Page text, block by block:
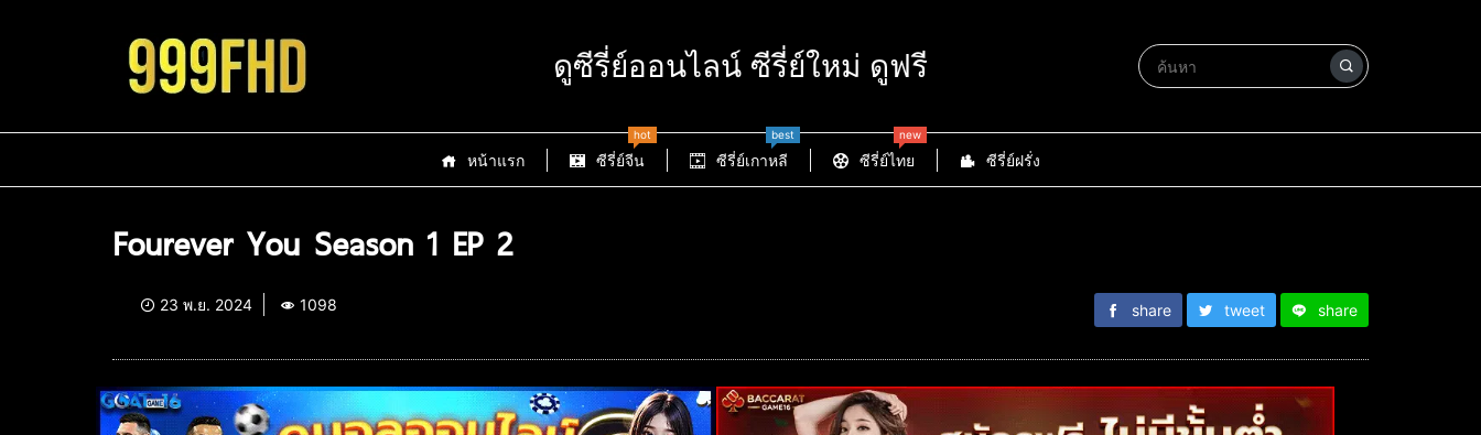
ดูซีรี่ย์ออนไลน์ ซีรี่ย์ใหม่ ดูฟรี
หน้าแรก ซีรี่ย์จีน
hot
ซีรี่ย์เกาหลี
best
ซีรี่ย์ไทย
new
ซีรี่ย์ฝรั่ง
Fourever You Season 1 EP 2
23 พ.ย. 2024 1098 share tweet share